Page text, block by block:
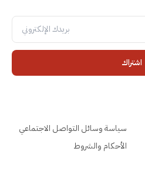
اشتراك
سياسة وسائل التواصل الاجتماعي
الأحكام والشروط